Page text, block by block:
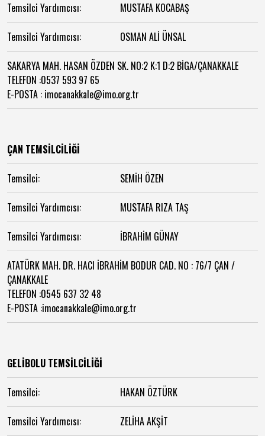
Temsilci Yardımcısı: MUSTAFA KOCABAŞ
Temsilci Yardımcısı: OSMAN ALİ ÜNSAL
SAKARYA MAH. HASAN ÖZDEN SK. NO:2 K:1 D:2 BİGA/ÇANAKKALE
TELEFON :0537 593 97 65
E-POSTA : imocanakkale@imo.org.tr
ÇAN TEMSİLCİLİĞİ
Temsilci: SEMİH ÖZEN
Temsilci Yardımcısı: MUSTAFA RIZA TAŞ
Temsilci Yardımcısı: İBRAHİM GÜNAY
ATATÜRK MAH. DR. HACI İBRAHİM BODUR CAD. NO : 76/7 ÇAN /
ÇANAKKALE
TELEFON :0545 637 32 48
E-POSTA :imocanakkale@imo.org.tr
GELİBOLU TEMSİLCİLİĞİ
Temsilci: HAKAN ÖZTÜRK
Temsilci Yardımcısı: ZELİHA AKŞİT